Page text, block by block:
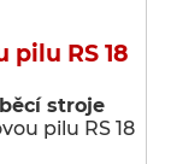
pilu RS 18
stroje
pilu RS 18